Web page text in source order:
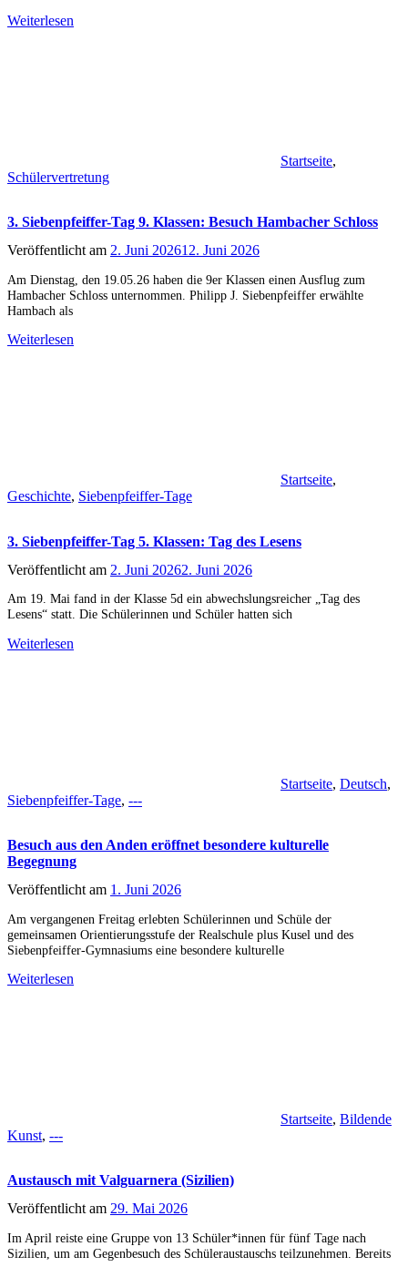
Weiterlesen
Startseite,
Schülervertretung
3. Siebenpfeiffer-Tag 9. Klassen: Besuch Hambacher Schloss
Veröffentlicht am 2. Juni 202612. Juni 2026
Am Dienstag, den 19.05.26 haben die 9er Klassen einen Ausflug zum
Hambacher Schloss unternommen. Philipp J. Siebenpfeiffer erwählte
Hambach als
Weiterlesen
Startseite,
Geschichte, Siebenpfeiffer-Tage
3. Siebenpfeiffer-Tag 5. Klassen: Tag des Lesens
Veröffentlicht am 2. Juni 20262. Juni 2026
Am 19. Mai fand in der Klasse 5d ein abwechslungsreicher „Tag des
Lesens“ statt. Die Schülerinnen und Schüler hatten sich
Weiterlesen
Startseite, Deutsch,
Siebenpfeiffer-Tage, ---
Besuch aus den Anden eröffnet besondere kulturelle
Begegnung
Veröffentlicht am 1. Juni 2026
Am vergangenen Freitag erlebten Schülerinnen und Schüle der
gemeinsamen Orientierungsstufe der Realschule plus Kusel und des
Siebenpfeiffer-Gymnasiums eine besondere kulturelle
Weiterlesen
Startseite, Bildende
Kunst, ---
Austausch mit Valguarnera (Sizilien)
Veröffentlicht am 29. Mai 2026
Im April reiste eine Gruppe von 13 Schüler*innen für fünf Tage nach
Sizilien, um am Gegenbesuch des Schüleraustauschs teilzunehmen. Bereits